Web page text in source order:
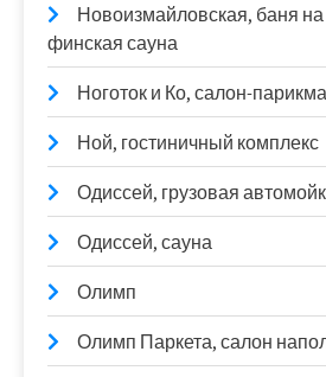
Новоизмайловская, баня
финская сауна
Ноготок и Ко, салон-
Ной, гостиничный комплекс
Одиссей, грузовая
Одиссей, сауна
Олимп
Олимп Паркета, салон